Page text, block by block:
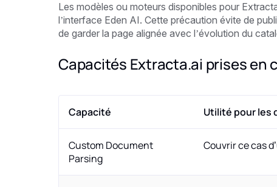
Les modèles ou moteurs disponibles pour
l’interface Eden AI. Cette précaution évite de
de garder la page alignée avec l’évolution du
Capacités Extracta.ai prises en
Capacité Utilité pour les
Custom Document
Parsing
Couvrir ce cas